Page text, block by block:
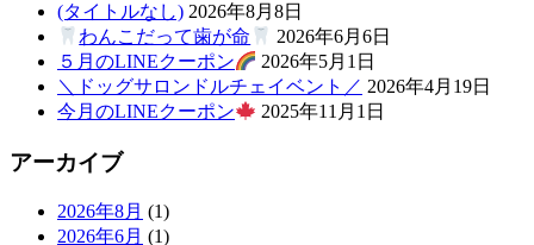
(タイトルなし) 2026年8月8日
わんこだって歯が命
2026年6月6日
５月のLINEクーポン
2026年5月1日
＼ドッグサロンドルチェイベント／ 2026年4月19日
今月のLINEクーポン
2025年11月1日
アーカイブ
2026年8月 (1)
2026年6月 (1)